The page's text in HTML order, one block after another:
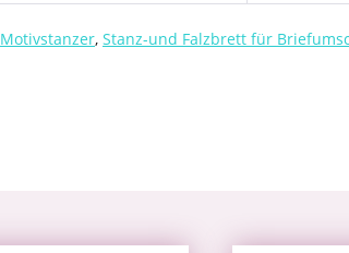
Motivstanzer, Stanz-und Falzbrett für